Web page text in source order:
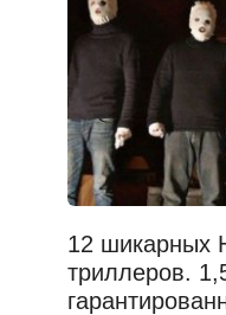
12 шикарных
триллеров.